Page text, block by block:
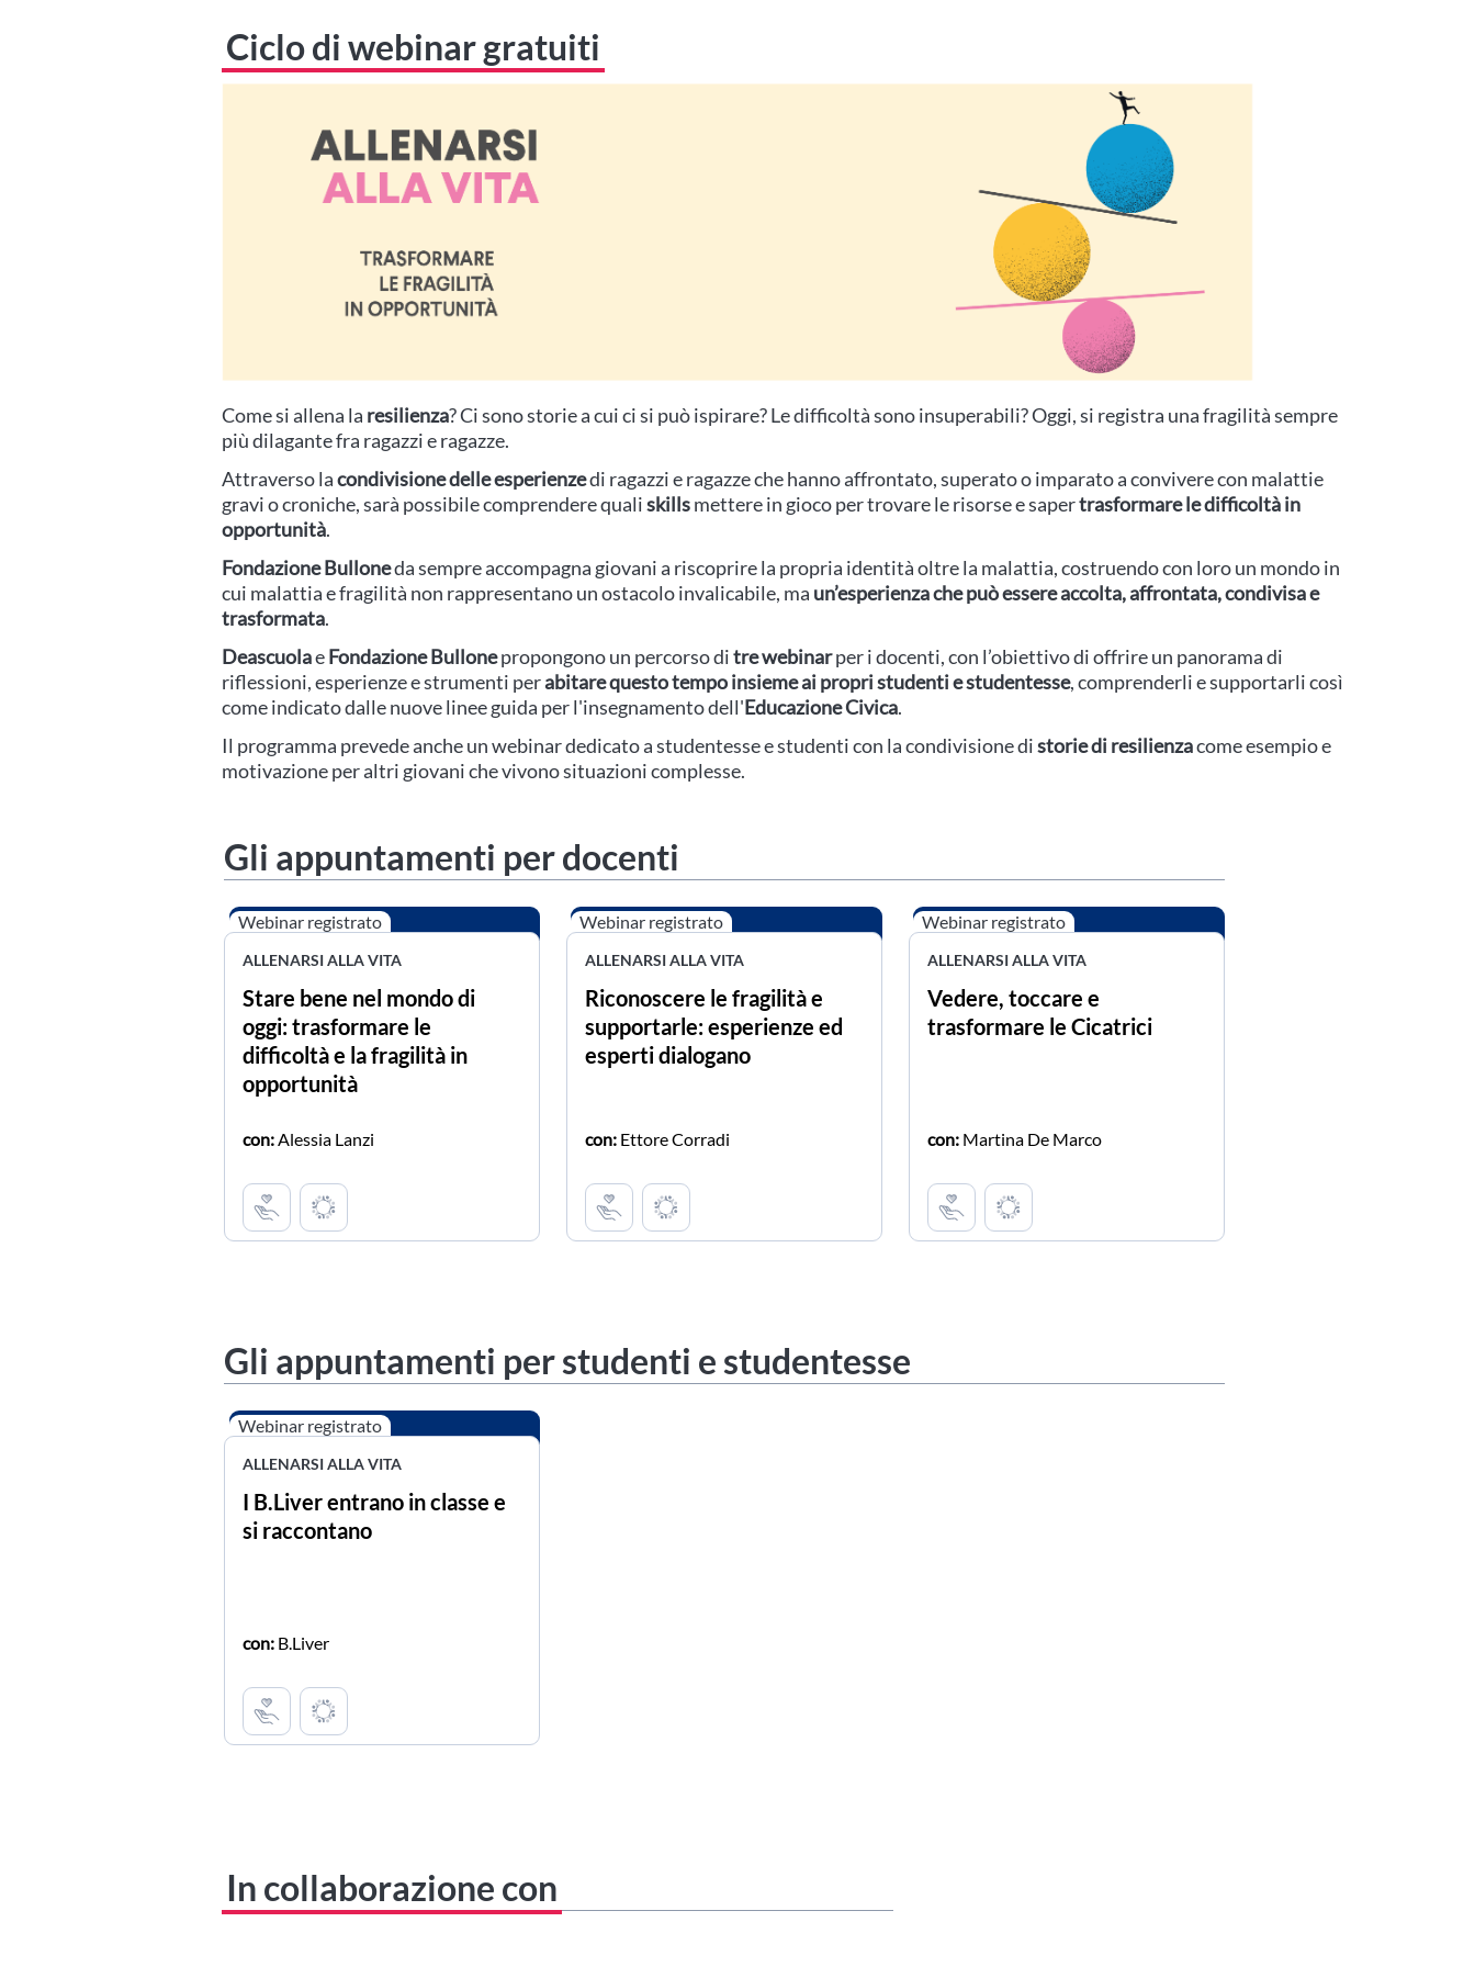
Ciclo di webinar gratuiti
Come si allena la resilienza? Ci sono storie a cui ci si può ispirare? Le difficoltà sono insuperabili? Oggi, si registra una fragilità sempre
più dilagante fra ragazzi e ragazze.
Attraverso lacondivisione delle esperienzedi ragazzi e ragazze che hanno affrontato, superato o imparato a convivere con malattie
gravi o croniche, sarà possibile comprendere qualiskillsmettere in gioco per trovare le risorse e sapertrasformare le difficoltà in
opportunità.
Fondazione Bulloneda sempre accompagna giovani a riscoprire la propria identità oltre la malattia, costruendo con loro un mondo in
cui malattia e fragilità non rappresentano un ostacolo invalicabile, ma un’esperienza che può essere accolta, affrontata, condivisa e
trasformata.
DeascuolaeFondazione Bullonepropongono un percorso ditre webinarper i docenti, con l’obiettivo di offrire un panorama di
riflessioni, esperienze e strumenti perabitare questo tempo insieme ai propri studenti e studentesse, comprenderli e supportarli così
come indicato dalle nuove linee guida per l'insegnamento dell'Educazione Civica.
Il programma prevede anche un webinar dedicato a studentesse e studenti con la condivisione distorie di resilienzacome esempio e
motivazione per altri giovani che vivono situazioni complesse.
Gli appuntamenti per docenti
Webinar registrato
ALLENARSI ALLA VITA
Stare bene nel mondo di
oggi: trasformare le
difficoltà e la fragilità in
opportunità
con: Alessia Lanzi
Webinar registrato
ALLENARSI ALLA VITA
Riconoscere le fragilità e
supportarle: esperienze ed
esperti dialogano
con:Ettore Corradi
Webinar registrato
ALLENARSI ALLA VITA
Vedere, toccare e
trasformare le Cicatrici
con:Martina De Marco
Gli appuntamenti per studenti e studentesse
Webinar registrato
ALLENARSI ALLA VITA
I B.Liver entrano in classe e
si raccontano
con: B.Liver
In collaborazione con